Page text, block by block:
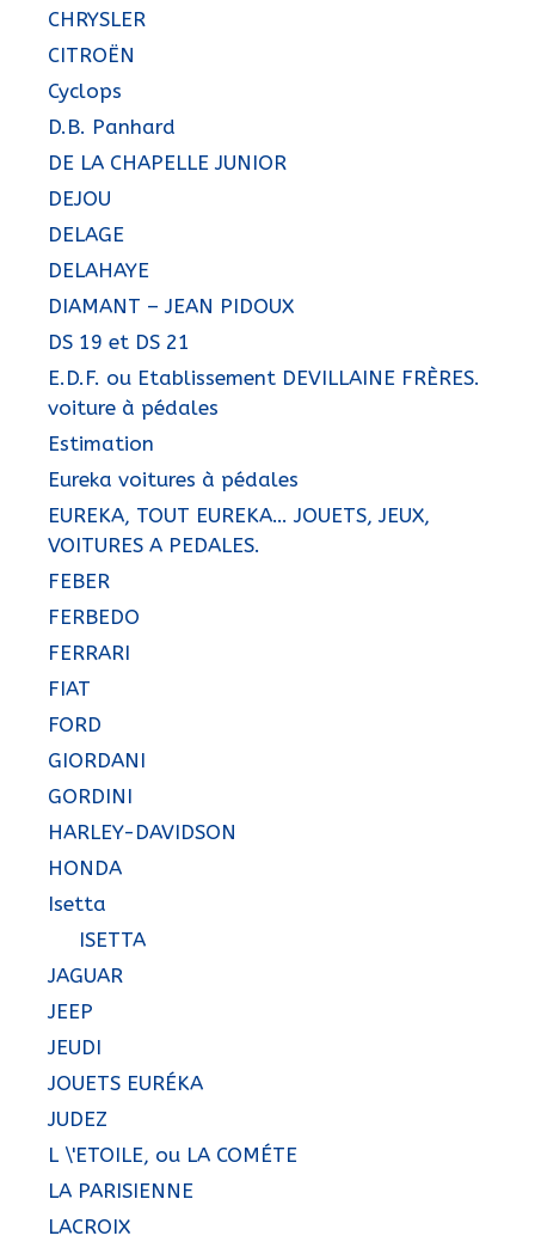
CHRYSLER
CITROËN
Cyclops
D.B. Panhard
DE LA CHAPELLE JUNIOR
DEJOU
DELAGE
DELAHAYE
DIAMANT – JEAN PIDOUX
DS 19 et DS 21
E.D.F. ou Etablissement DEVILLAINE FRÈRES.
voiture à pédales
Estimation
Eureka voitures à pédales
EUREKA, TOUT EUREKA… JOUETS, JEUX,
VOITURES A PEDALES.
FEBER
FERBEDO
FERRARI
FIAT
FORD
GIORDANI
GORDINI
HARLEY-DAVIDSON
HONDA
Isetta
ISETTA
JAGUAR
JEEP
JEUDI
JOUETS EURÉKA
JUDEZ
L \'ETOILE, ou LA COMÉTE
LA PARISIENNE
LACROIX